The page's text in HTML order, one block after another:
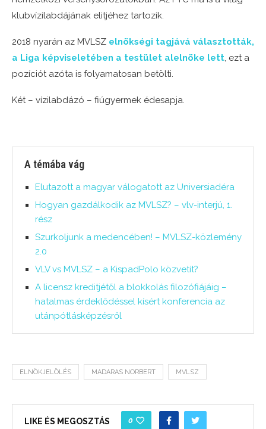
klubvízilabdájának elitjéhez tartozik.
2018 nyarán az MVLSZ elnökségi tagjává választották,
a Liga képviseletében a testület alelnöke lett, ezt a
pozíciót azóta is folyamatosan betölti.
Két – vízilabdázó – fiúgyermek édesapja.
A témába vág
Elutazott a magyar válogatott az Universiadéra
Hogyan gazdálkodik az MVLSZ? – vlv-interjú, 1.
rész
Szurkoljunk a medencében! – MVLSZ-közlemény
2.0
VLV vs MVLSZ – a KispadPolo közvetít?
A licensz kreditjétől a blokkolás filozófiájáig –
hatalmas érdeklődéssel kísért konferencia az
utánpótlásképzésről
ELNÖKJELÖLÉS MADARAS NORBERT MVLSZ
LIKE ÉS MEGOSZTÁS 0